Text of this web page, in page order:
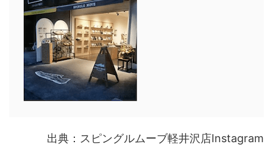
出典：スピングルムーブ軽井沢店Instagram